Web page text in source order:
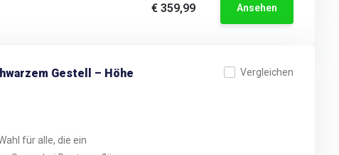
€ 359,99 Ansehen
Gestell – Höhe
für alle, die ein
Vergleichen